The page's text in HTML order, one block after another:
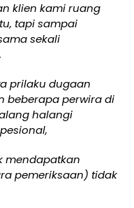
klien kami ruang
tapi sampai
sekali
prilaku dugaan
beberapa perwira di
halangi
mendapatkan
pemeriksaan) tidak